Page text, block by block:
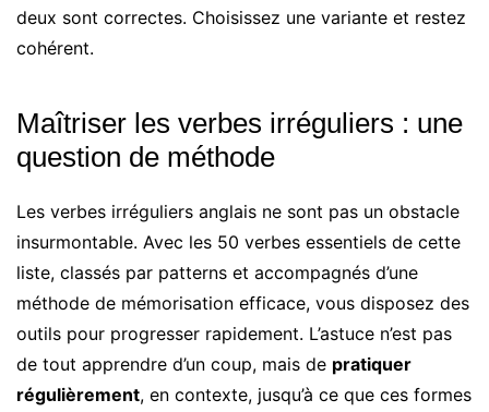
deux sont correctes. Choisissez une variante et restez
cohérent.
Maîtriser les verbes irréguliers : une
question de méthode
Les verbes irréguliers anglais ne sont pas un obstacle
insurmontable. Avec les 50 verbes essentiels de cette
liste, classés par patterns et accompagnés d’une
méthode de mémorisation efficace, vous disposez des
outils pour progresser rapidement. L’astuce n’est pas
de tout apprendre d’un coup, mais de pratiquer
régulièrement, en contexte, jusqu’à ce que ces formes